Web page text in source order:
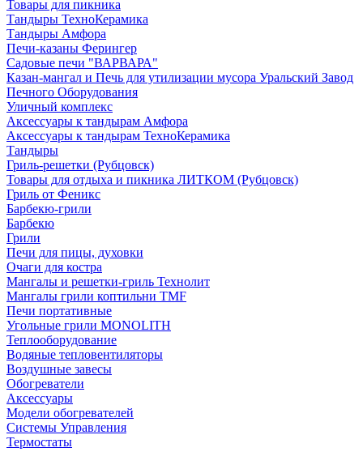
Товары для пикника
Тандыры ТехноКерамика
Тандыры Амфора
Печи-казаны Ферингер
Садовые печи "ВАРВАРА"
Казан-мангал и Печь для утилизации мусора Уральский Завод
Печного Оборудования
Уличный комплекс
Аксессуары к тандырам Амфора
Аксессуары к тандырам ТехноКерамика
Тандыры
Гриль-решетки (Рубцовск)
Товары для отдыха и пикника ЛИТКОМ (Рубцовск)
Гриль от Феникс
Барбекю-грили
Барбекю
Грили
Печи для пицы, духовки
Очаги для костра
Мангалы и решетки-гриль Технолит
Мангалы грили коптильни TMF
Печи портативные
Угольные грили MONOLITH
Теплооборудование
Водяные тепловентиляторы
Воздушные завесы
Обогреватели
Аксессуары
Модели обогревателей
Системы Управления
Термостаты